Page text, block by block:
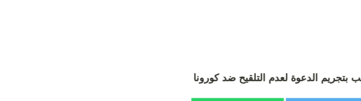
الدعوة لعدم التلقيح ضد كورونا